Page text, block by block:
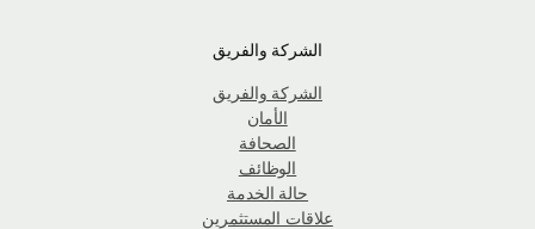
الشركة والفريق
الشركة والفريق
الأمان
الصحافة
الوظائف
حالة الخدمة
علاقات المستثمرين